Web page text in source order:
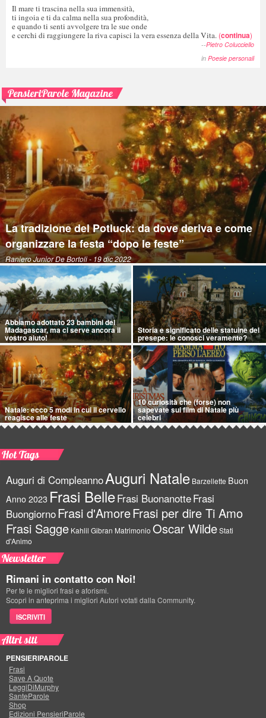
Il mare ti trascina nella sua immensità,
ti ingoia e ti da calma nella sua profondità,
e quando ti senti avvolgere tra le sue onde
e cerchi di raggiungere la riva capisci la vera essenza della Vita. (continua)
--Pietro Colucciello
in Poesie personali
PensieriParole Magazine
La tradizione del Potluck: da dove deriva e come
organizzare la festa “dopo le feste”
Raniero Junior De Bortoli- 19 dic 2022
Abbiamo adottato 23 bambini del
Madagascar, ma ci serve ancora il
vostro aiuto!
Storia e significato delle statuine del
presepe: le conosci veramente?
Natale: ecco 5 modi in cui il cervello
reagisce alle feste
10 curiosità che (forse) non
sapevate sui film di Natale più
celebri
Hot Tags
Auguri di CompleannoAuguri Natale Barzellette Buon
Anno 2023 Frasi BelleFrasi BuonanotteFrasi
BuongiornoFrasi d'AmoreFrasi per dire Ti Amo
Frasi Sagge Kahlil Gibran Matrimonio Oscar WildeStati
d'Animo
Newsletter
Rimani in contatto con Noi!
Per te le migliori frasi e aforismi.
Scopri in anteprima i migliori Autori votati dalla Community.
ISCRIVITI
Altri siti
PENSIERIPAROLE
Frasi
Save A Quote
LeggiDiMurphy
SanteParole
Shop
Edizioni PensieriParole